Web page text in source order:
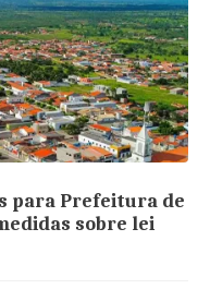
para Prefeitura de
sobre lei